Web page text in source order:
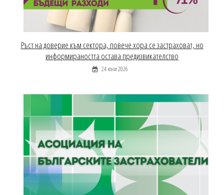
Ръст на доверие към сектора, повече хора се застраховат, но
информираността остава предизвикателство
24 юни 2026